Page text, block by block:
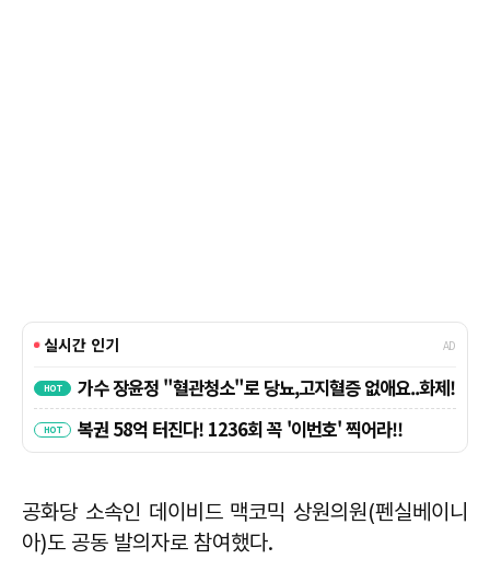
공화당 소속인 데이비드 맥코믹 상원의원(펜실베이니
아)도 공동 발의자로 참여했다.